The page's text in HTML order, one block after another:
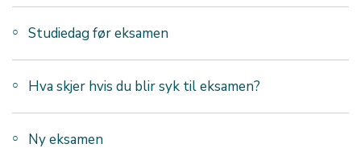
Studiedag før eksamen
Hva skjer hvis du blir syk til eksamen?
Ny eksamen